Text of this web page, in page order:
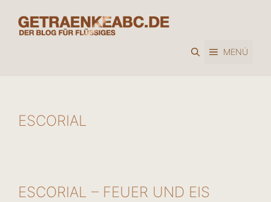
Inhalt
springen
MENÜ
ESCORIAL
ESCORIAL – FEUER UND EIS